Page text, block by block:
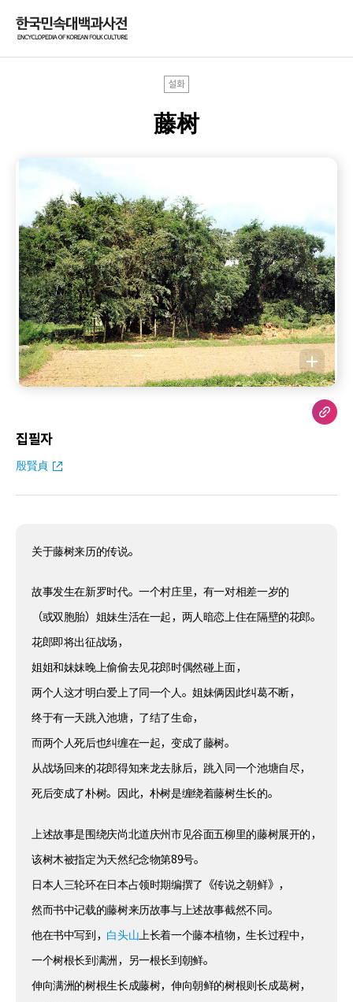
설화
藤树
집필자
殷賢貞
关于藤树来历的传说。
故事发生在新罗时代。一个村庄里，有一对相差一岁的
（或双胞胎）姐妹生活在一起，两人暗恋上住在隔壁的花郎。
花郎即将出征战场，
姐姐和妹妹晚上偷偷去见花郎时偶然碰上面，
两个人这才明白爱上了同一个人。姐妹俩因此纠葛不断，
终于有一天跳入池塘，了结了生命，
而两个人死后也纠缠在一起，变成了藤树。
从战场回来的花郎得知来龙去脉后，跳入同一个池塘自尽，
死后变成了朴树。因此，朴树是缠绕着藤树生长的。
上述故事是围绕庆尚北道庆州市见谷面五柳里的藤树展开的，
该树木被指定为天然纪念物第89号。
日本人三轮环在日本占领时期编撰了《传说之朝鲜》，
然而书中记载的藤树来历故事与上述故事截然不同。
他在书中写到， 白头山上长着一个藤本植物，生长过程中，
一个树根长到满洲，另一根长到朝鲜。
伸向满洲的树根生长成藤树，伸向朝鲜的树根则长成葛树，